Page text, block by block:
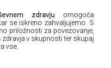
zdravju omogoča
se iskreno zahvaljujemo. S
priložnosti za povezovanje,
zdravja v skupnosti ter skupaj
vse.